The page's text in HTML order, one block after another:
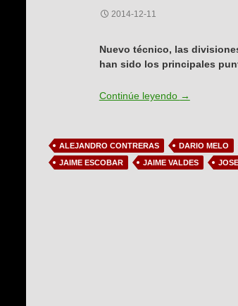
2014-12-11
Nuevo técnico, las
han sido los principales
Continúe leyendo Palestino:
→
ALEJANDRO CONTRERAS DARIO MELO
JAIME ESCOBAR
JAIME VALDES